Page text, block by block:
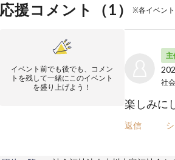
応援コメント（1） ※各イベント
イベント前でも後でも、コメン
トを残して一緒にこのイベント
を盛り上げよう！
主
楽しみに
返信